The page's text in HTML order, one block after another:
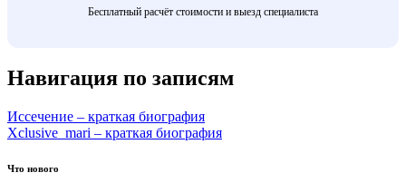
Бесплатный расчёт стоимости и выезд специалиста
Навигация по записям
Иссечение – краткая биография
Xclusive_mari – краткая биография
Что нового